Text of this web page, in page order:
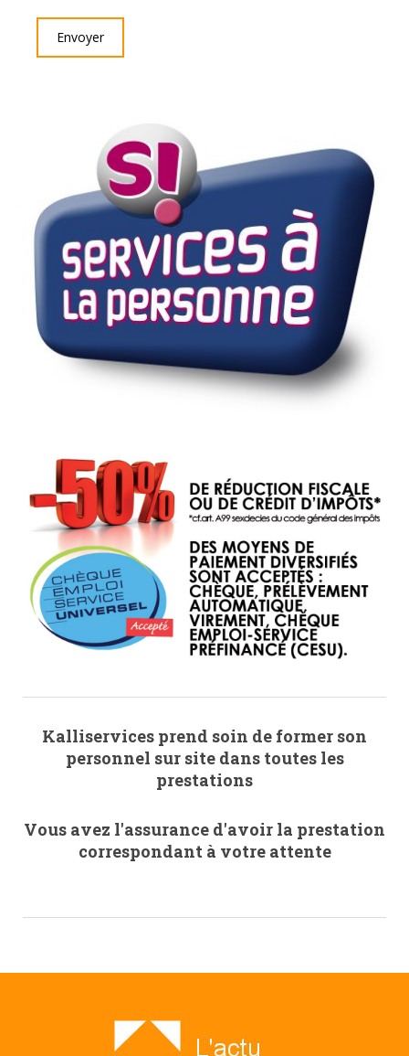
Envoyer
Kalliservices prend soin de former son
personnel sur site dans toutes les
prestations
Vous avez l'assurance d'avoir la prestation
correspondant à votre attente